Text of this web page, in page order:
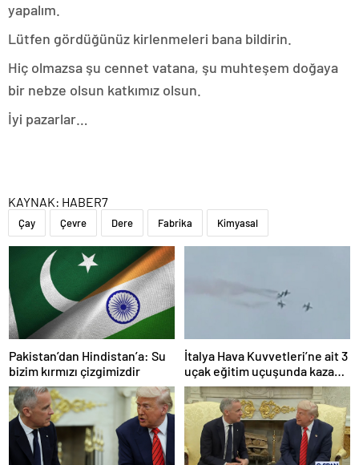
yapalım.
Lütfen gördüğünüz kirlenmeleri bana bildirin.
Hiç olmazsa şu cennet vatana, şu muhteşem doğaya
bir nebze olsun katkımız olsun.
İyi pazarlar…
KAYNAK: HABER7
Çay Çevre Dere Fabrika Kimyasal
Pakistan’dan Hindistan’a: Su
bizim kırmızı çizgimizdir
İtalya Hava Kuvvetleri’ne ait 3
uçak eğitim uçuşunda kaza
yaptı